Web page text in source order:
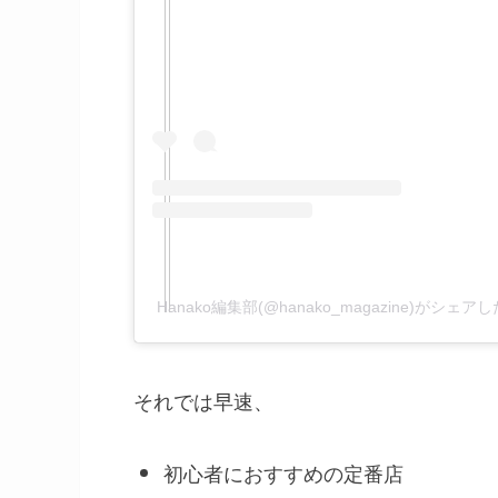
Hanako編集部(@hanako_magazine)がシェアし
それでは早速、
初心者におすすめの定番店